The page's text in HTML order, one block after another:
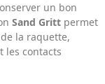
un bon
Sand Gritt permet
la raquette,
les contacts